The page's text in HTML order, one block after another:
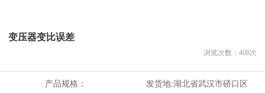
变压器变比误差
浏览次数： 408次
产品规格： 发货地:湖北省武汉市硚口区